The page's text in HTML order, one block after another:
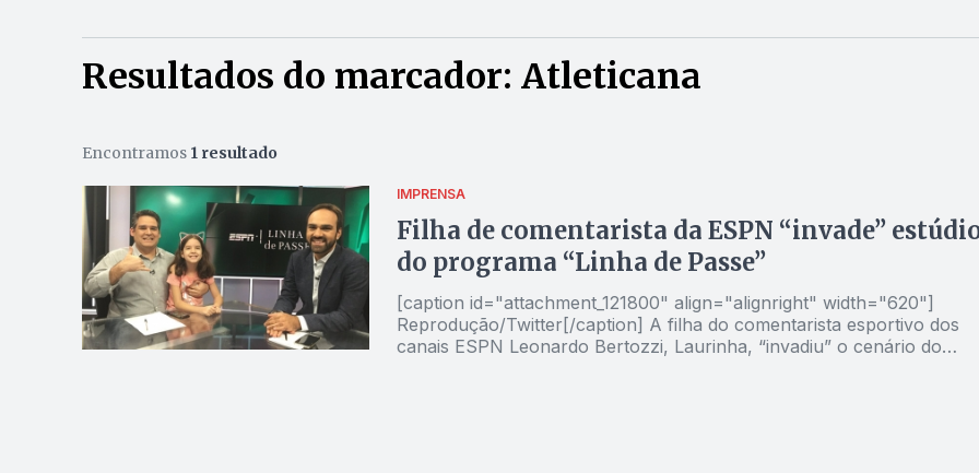
Resultados do marcador: Atleticana
Encontramos 1 resultado
IMPRENSA
Filha de comentarista da ESPN “invade”
do programa “Linha de Passe”
[caption id="attachment_121800" align="alignright" width="620"]
Reprodução/Twitter[/caption] A filha do comentarista esportivo dos
canais ESPN Leonardo Bertozzi, Laurinha, “invadiu” o cenário do